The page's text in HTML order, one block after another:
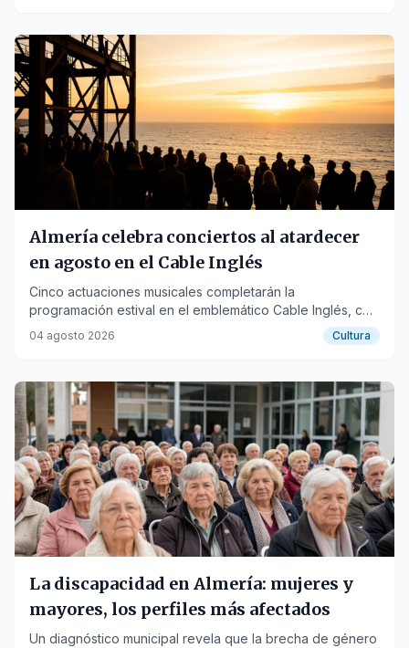
Almería celebra conciertos al atardecer
en agosto en el Cable Inglés
Cinco actuaciones musicales completarán la
programación estival en el emblemático Cable Inglés, con
el apoyo del Ayuntamiento y el Puerto.
04 agosto 2026 Cultura
La discapacidad en Almería: mujeres y
mayores, los perfiles más afectados
Un diagnóstico municipal revela que la brecha de género